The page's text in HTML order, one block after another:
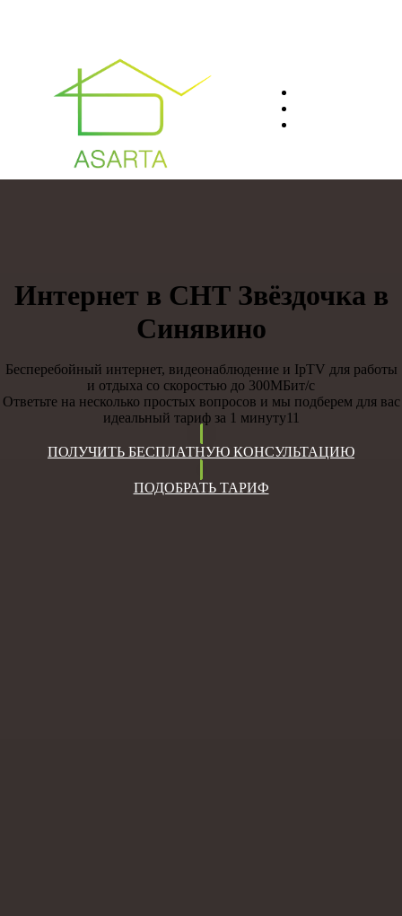
Интернет в СНТ Звёздочка в
Синявино
Бесперебойный интернет, видеонаблюдение и IpTV для работы
и отдыха со скоростью до 300МБит/с
Ответьте на несколько простых вопросов и мы подберем для вас
идеальный тариф за 1 минуту11
ПОЛУЧИТЬ БЕСПЛАТНУЮ КОНСУЛЬТАЦИЮ
ПОДОБРАТЬ ТАРИФ